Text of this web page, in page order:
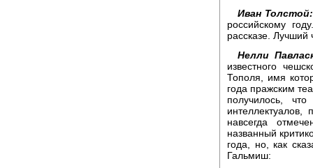
Иван Толстой:
российскому
рассказе.
Нелли
известного
Тополя, имя
года пражским
получилось,
интеллектуалов,
навсегда
названный
года, но, как
Гальмиш: